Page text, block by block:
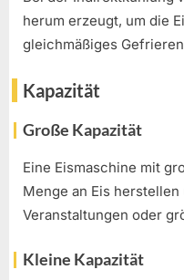
herum erzeugt, um die
gleichmäßiges
Kapazität
Große Kapazität
Eine Eismaschine mit
Menge an Eis
Veranstaltungen oder
Kleine Kapazität